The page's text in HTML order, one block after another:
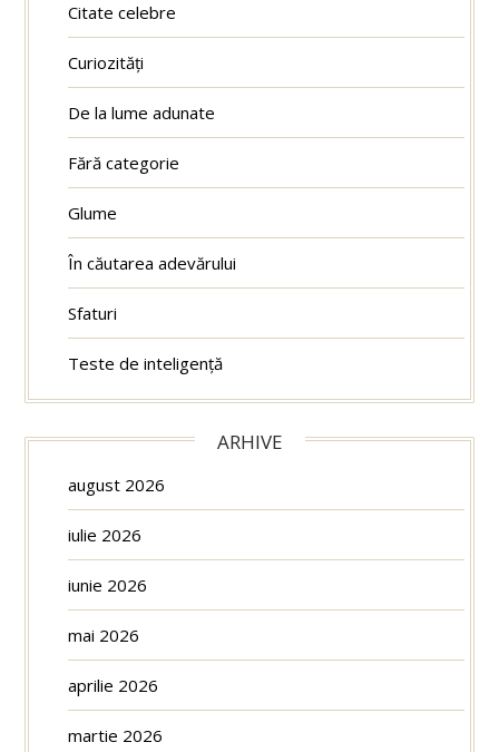
Citate celebre
Curiozități
De la lume adunate
Fără categorie
Glume
În căutarea adevărului
Sfaturi
Teste de inteligență
ARHIVE
august 2026
iulie 2026
iunie 2026
mai 2026
aprilie 2026
martie 2026